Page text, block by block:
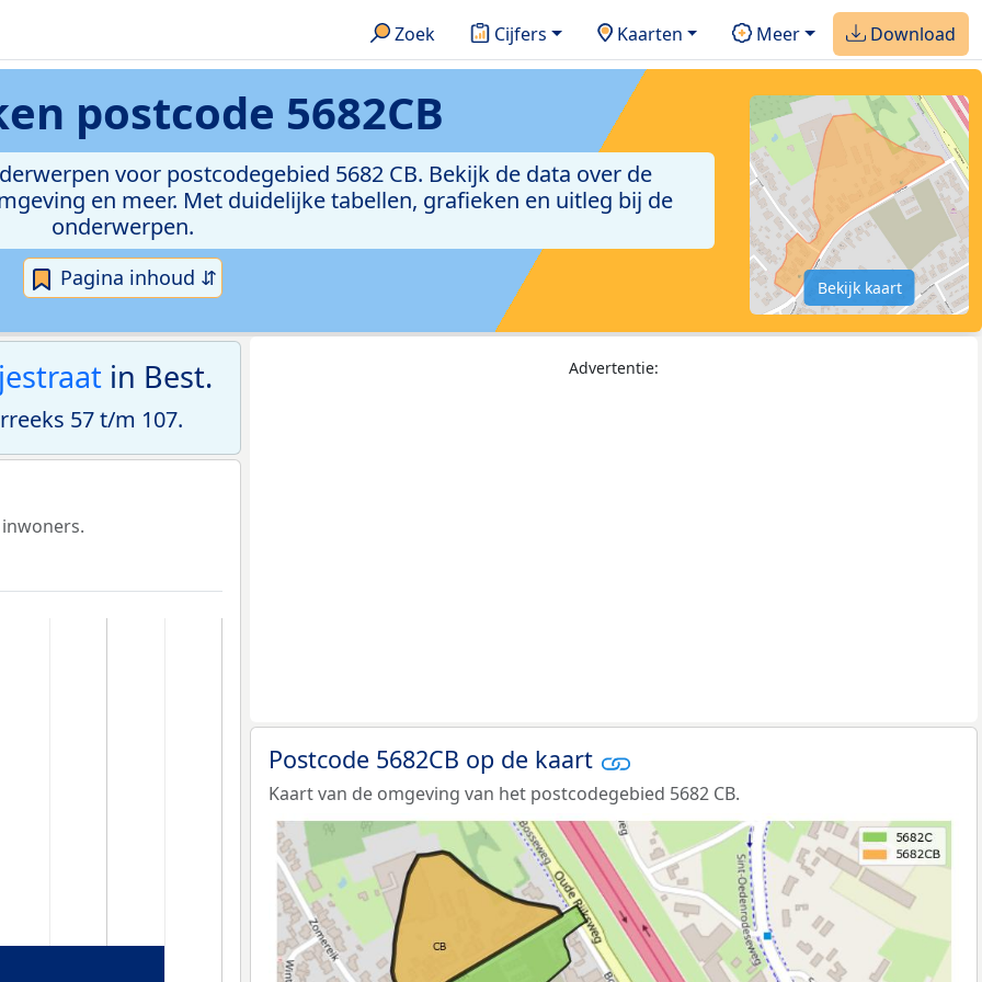
Zoek Cijfers Kaarten Meer Download
postcode 5682CB
voor postcodegebied 5682 CB. Bekijk de data over de
en meer. Met duidelijke tabellen, grafieken en uitleg bij de
onderwerpen.
Pagina inhoud ⇵ Bekijk kaart
in Best.
57 t/m 107.
Advertentie:
Postcode 5682CB op de kaart
Kaart van de omgeving van het postcodegebied 5682 CB.